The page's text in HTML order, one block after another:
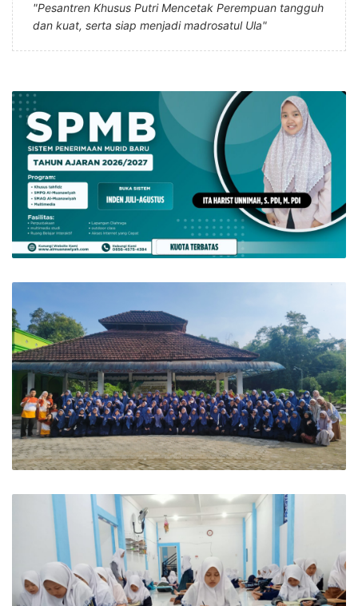
"Pesantren Khusus Putri Mencetak Perempuan tangguh
dan kuat, serta siap menjadi madrosatul Ula"